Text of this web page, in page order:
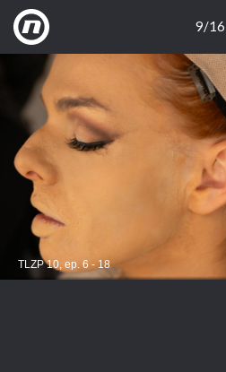
9/16
TLZP 10, ep. 6 - 18